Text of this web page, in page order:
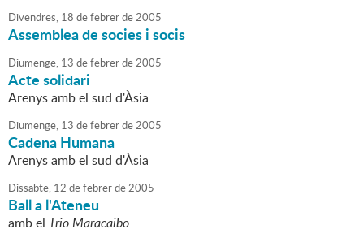
Divendres, 18 defebrerde2005
Assemblea de socies i socis
Diumenge, 13 defebrerde2005
Acte solidari
Arenys amb el sud d'Àsia
Diumenge, 13 defebrerde2005
Cadena Humana
Arenys amb el sud d'Àsia
Dissabte, 12 defebrerde2005
Ball a l'Ateneu
amb el Trio Maracaibo